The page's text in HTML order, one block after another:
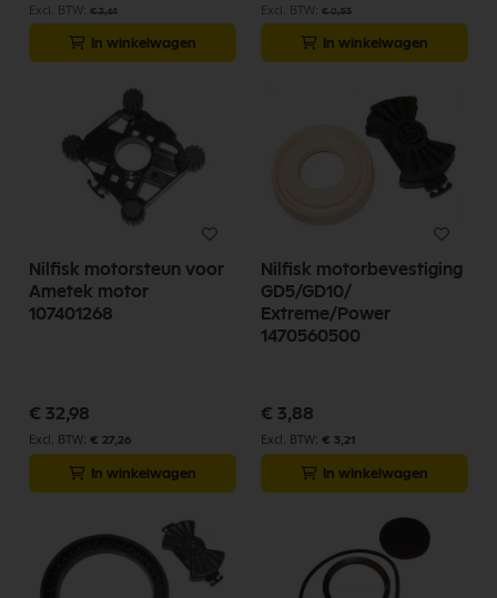
€ 3,61
In winkelwagen
€ 0,53
In winkelwagen
Nilfisk motorsteun voor
Ametek motor
107401268
€ 32,98
€ 27,26
In winkelwagen
Nilfisk motorbevestiging
GD5/GD10/
Extreme/Power
1470560500
€ 3,88
€ 3,21
In winkelwagen